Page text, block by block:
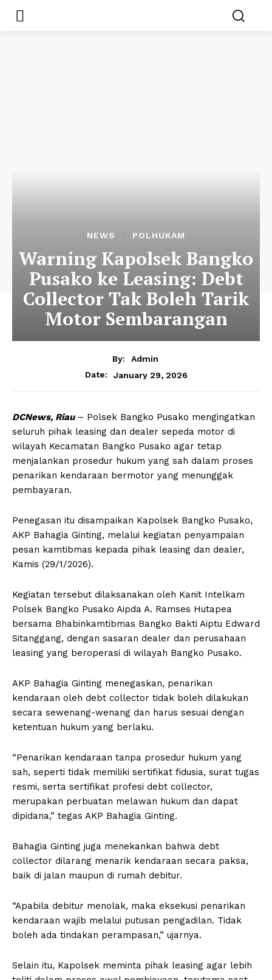
NEWS POLHUKAM
Warning Kapolsek Bangko
Pusako ke Leasing: Debt
Collector Tak Boleh Tarik
Motor Sembarangan
By:
Admin
Date:
January 29, 2026
DCNews, Riau– Polsek Bangko Pusako mengingatkan
seluruh pihak leasing dan dealer sepeda motor di
wilayah Kecamatan Bangko Pusako agar tetap
menjalankan prosedur hukum yang sah dalam proses
penarikan kendaraan bermotor yang menunggak
pembayaran.
Penegasan itu disampaikan Kapolsek Bangko Pusako,
AKP Bahagia Ginting, melalui kegiatan penyampaian
pesan kamtibmas kepada pihak leasing dan dealer,
Kamis (29/1/2026).
Kegiatan tersebut dilaksanakan oleh Kanit Intelkam
Polsek Bangko Pusako Aipda A. Ramses Hutapea
bersama Bhabinkamtibmas Bangko Bakti Aiptu Edward
Sitanggang, dengan sasaran dealer dan perusahaan
leasing yang beroperasi di wilayah Bangko Pusako.
AKP Bahagia Ginting menegaskan, penarikan
kendaraan oleh debt collector tidak boleh dilakukan
secara sewenang-wenang dan harus sesuai dengan
ketentuan hukum yang berlaku.
“Penarikan kendaraan tanpa prosedur hukum yang
sah, seperti tidak memiliki sertifikat fidusia, surat tugas
resmi, serta sertifikat profesi debt collector,
merupakan perbuatan melawan hukum dan dapat
dipidana,” tegas AKP Bahagia Ginting.
Bahagia Ginting juga menekankan bahwa debt
collector dilarang menarik kendaraan secara paksa,
baik di jalan maupun di rumah debitur.
“Apabila debitur menolak, maka eksekusi penarikan
kendaraan wajib melalui putusan pengadilan. Tidak
boleh ada tindakan perampasan,” ujarnya.
Selain itu, Kapolsek meminta pihak leasing agar lebih